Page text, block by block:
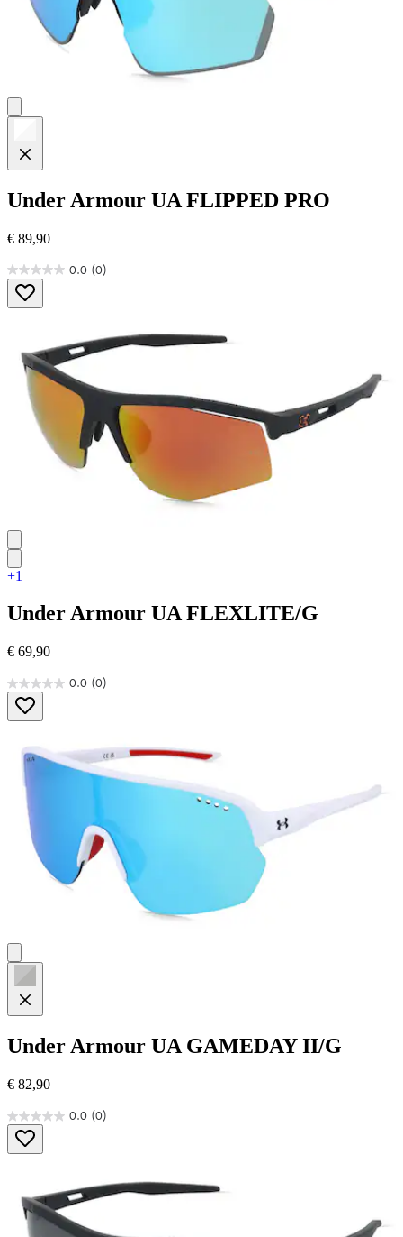
Under Armour UA FLIPPED PRO
€ 89,90
0.0 (0)
0.0
von
5
+1
Under Armour UA FLEXLITE/G
€ 69,90
0.0 (0)
0.0
von
5
Under Armour UA GAMEDAY II/G
€ 82,90
0.0 (0)
0.0
von
5